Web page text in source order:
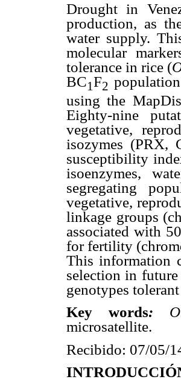
Drought in
production, as
water supply.
molecular
tolerance in rice (
BC1F2
using the
Eighty-nine
vegetative,
isozymes (PRX,
susceptibility
isoenzymes,
segregating
vegetative,
linkage groups
associated with
for fertility
This information
selection in
genotypes
Key words:
microsatellite.
Recibido: 07/05/